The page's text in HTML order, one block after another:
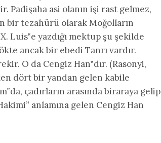
Padişaha asi olanın işi rast gelmez,
bir tezahürü olarak Moğolların
Luis‟e yazdığı mektup şu şekilde
ancak bir ebedi Tanrı vardır.
O da Cengiz Han‟dır. (Rasonyi,
dört bir yandan gelen kabile
çadırların arasında biraraya gelip
anlamına gelen Cengiz Han